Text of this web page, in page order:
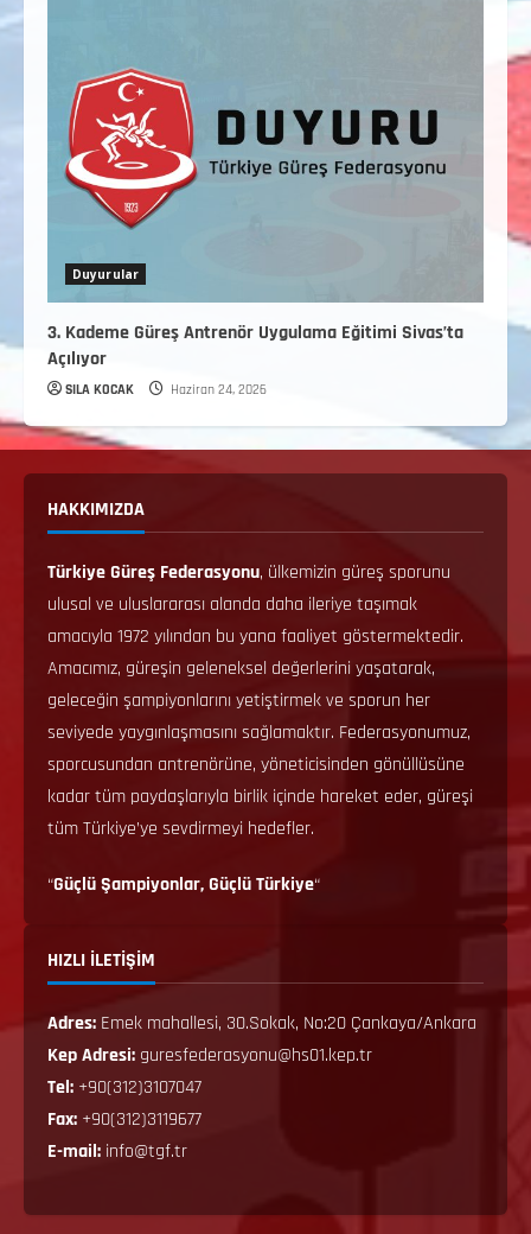
Duyurular
3. Kademe Güreş Antrenör Uygulama Eğitimi Sivas’ta
Açılıyor
SILA KOCAK Haziran 24, 2026
HAKKIMIZDA
Türkiye Güreş Federasyonu, ülkemizin güreş sporunu
ulusal ve uluslararası alanda daha ileriye taşımak
amacıyla 1972 yılından bu yana faaliyet göstermektedir.
Amacımız, güreşin geleneksel değerlerini yaşatarak,
geleceğin şampiyonlarını yetiştirmek ve sporun her
seviyede yaygınlaşmasını sağlamaktır. Federasyonumuz,
sporcusundan antrenörüne, yöneticisinden gönüllüsüne
kadar tüm paydaşlarıyla birlik içinde hareket eder, güreşi
tüm Türkiye’ye sevdirmeyi hedefler.
“Güçlü Şampiyonlar, Güçlü Türkiye“
HIZLI İLETİŞİM
Adres: Emek mahallesi, 30.Sokak, No:20 Çankaya/Ankara
Kep Adresi: guresfederasyonu@hs01.kep.tr
Tel: +90(312)3107047
Fax: +90(312)3119677
E-mail: info@tgf.tr